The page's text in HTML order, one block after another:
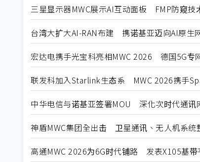
三星显示器MWC展示AI互动面板 FMP防窥技
台湾大扩大AI-RAN布建 携诺基亚迈向AI原生
宏达电携手光宝科亮相MWC 2026 德国5G专
联发科加入Starlink生态系 MWC 2026携手
中华电信与诺基亚签署MOU 深化次时代通讯
神盾MWC集团全出击 卫星通讯、无人机系统
高通MWC 2026为6G时代铺路 发表X105基带